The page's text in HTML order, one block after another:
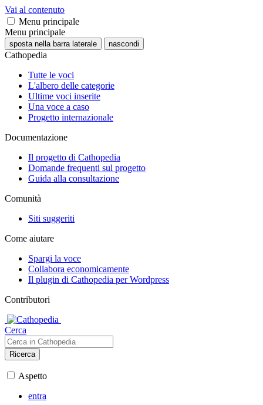
Vai al contenuto
Menu principale
Menu principale
sposta nella barra laterale nascondi
Cathopedia
Tutte le voci
L'albero delle categorie
Ultime voci inserite
Una voce a caso
Progetto internazionale
Documentazione
Il progetto di Cathopedia
Domande frequenti sul progetto
Guida alla consultazione
Comunità
Siti suggeriti
Come aiutare
Spargi la voce
Collabora economicamente
Il plugin di Cathopedia per Wordpress
Contributori
Cerca
Ricerca
Aspetto
entra